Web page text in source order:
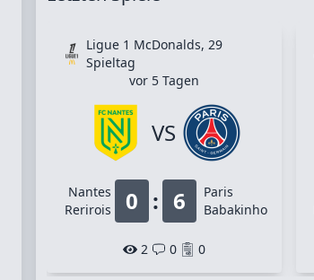
Ligue 1 McDonalds, 29
Spieltag
vor 5 Tagen
VS
Nantes
Rerirois
0 : 6
Paris
Babakinho
2 0 0